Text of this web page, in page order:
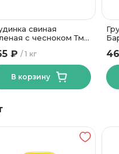
свиная
с чесноком Тм
1 кг
₽
В корзину